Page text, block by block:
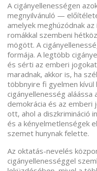
A cigányellenességen
megnyilvánuló —
amelyek meghúzódnak
romákkal szembeni
mögött. A
formája. A legtöbb
és sérti az emberi
maradnak, akkor is, ha
többnyire fi gyelmen kívül
cigányellenesség
demokrácia és az
ott, ahol a diszkrimináció
és a kényelmetlenségek
szemet hunynak felette.
Az oktatás-nevelés
cigányellenességgel